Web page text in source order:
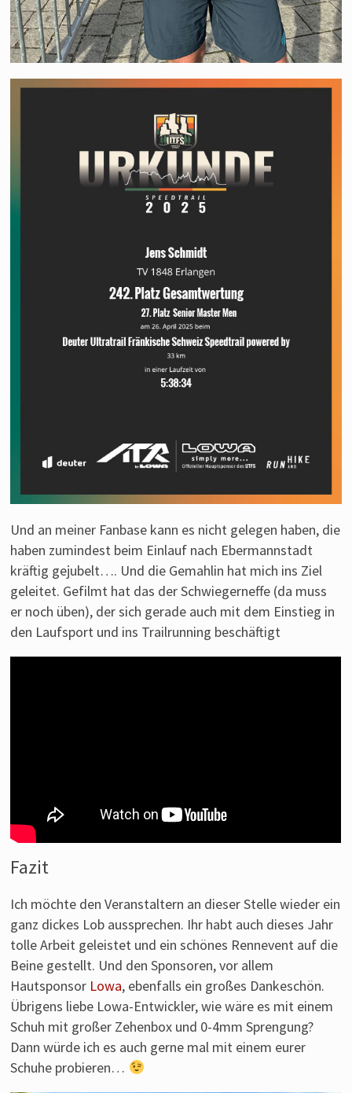
Und an meiner Fanbase kann es nicht gelegen haben, die
haben zumindest beim Einlauf nach Ebermannstadt
kräftig gejubelt…. Und die Gemahlin hat mich ins Ziel
geleitet. Gefilmt hat das der Schwiegerneffe (da muss
er noch üben), der sich gerade auch mit dem Einstieg in
den Laufsport und ins Trailrunning beschäftigt
Fazit
Ich möchte den Veranstaltern an dieser Stelle wieder ein
ganz dickes Lob aussprechen. Ihr habt auch dieses Jahr
tolle Arbeit geleistet und ein schönes Rennevent auf die
Beine gestellt. Und den Sponsoren, vor allem
Hautsponsor Lowa, ebenfalls ein großes Dankeschön.
Übrigens liebe Lowa-Entwickler, wie wäre es mit einem
Schuh mit großer Zehenbox und 0-4mm Sprengung?
Dann würde ich es auch gerne mal mit einem eurer
Schuhe probieren…